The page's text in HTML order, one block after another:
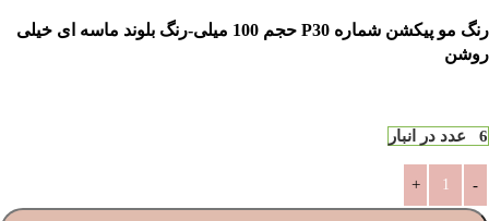
رنگ مو پیکشن شماره P30 حجم 100 میلی-رنگ بلوند ماسه ای خیلی
روشن
6 عدد در انبار